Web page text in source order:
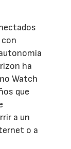
ha
Watch
que
a un
o a